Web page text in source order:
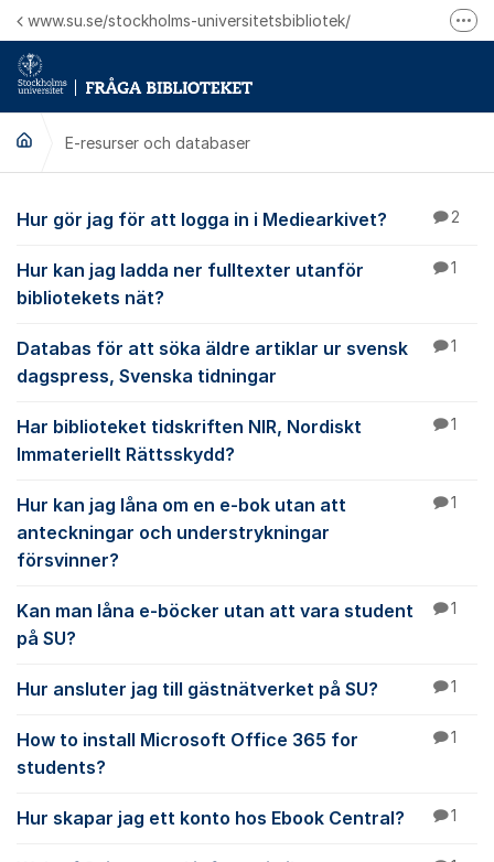
Hoppa till innehåll
www.su.se/stockholms-universitetsbibliotek/
E-resurser och databaser
E-resurser och
Hur gör jag för att logga in i Mediearkivet? 2
Hur kan jag ladda ner fulltexter utanför
bibliotekets nät?
1
Databas för att söka äldre artiklar ur svensk
dagspress, Svenska tidningar
1
Har biblioteket tidskriften NIR, Nordiskt
Immateriellt Rättsskydd?
1
Hur kan jag låna om en e-bok utan att
anteckningar och understrykningar
försvinner?
1
Kan man låna e-böcker utan att vara student
på SU?
1
Hur ansluter jag till gästnätverket på SU? 1
How to install Microsoft Office 365 for
students?
1
Hur skapar jag ett konto hos Ebook Central? 1